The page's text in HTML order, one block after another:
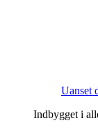
Uanset
Indbygget i